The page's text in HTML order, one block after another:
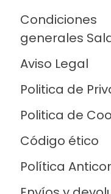
Condiciones
generales
Aviso Legal
Politica de
Politica de
Código ético
Política